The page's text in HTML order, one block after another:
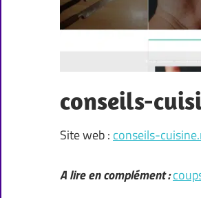
conseils-
Site web : conseils-
A lire en complément :